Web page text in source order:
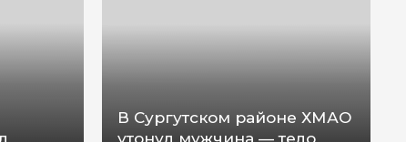
В Сургутском районе ХМАО
утонул мужчина — тело